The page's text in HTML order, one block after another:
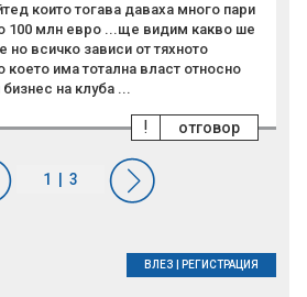
които тогава даваха много пари
100 млн евро ...ще видим какво ше
но всичко зависи от тяхното
има тотална власт относно
на клуба ...
отговор
!
ВЛЕЗ РЕГИСТРАЦИЯ